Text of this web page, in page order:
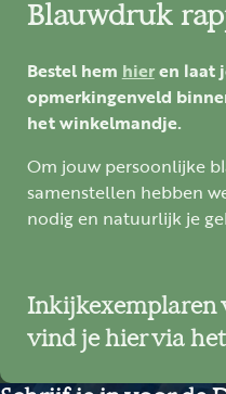
Blauwdruk
Bestel hem hieren laat
opmerkingenveld
het winkelmandje.
Om jouw persoonlijke
samenstellen hebben
nodig en natuurlijk je
Inkijkexemplaren
vind je hier via